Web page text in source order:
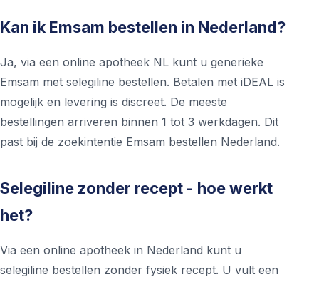
Kan ik Emsam bestellen in Nederland?
Ja, via een online apotheek NL kunt u generieke
Emsam met selegiline bestellen. Betalen met iDEAL is
mogelijk en levering is discreet. De meeste
bestellingen arriveren binnen 1 tot 3 werkdagen. Dit
past bij de zoekintentie Emsam bestellen Nederland.
Selegiline zonder recept - hoe werkt
het?
Via een online apotheek in Nederland kunt u
selegiline bestellen zonder fysiek recept. U vult een